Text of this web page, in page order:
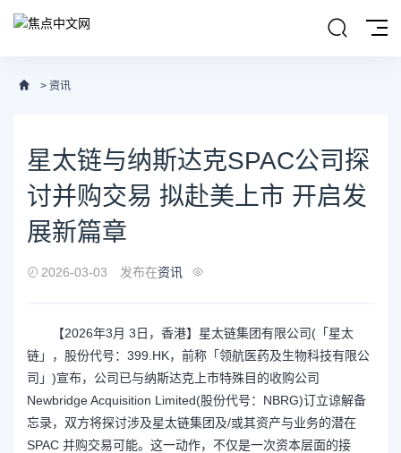
> 资讯
星太链与纳斯达克SPAC公司探
讨并购交易 拟赴美上市 开启发
展新篇章
2026-03-03 发布在资讯
【2026年3月 3日，香港】星太链集团有限公司(「星太
链」，股份代号：399.HK，前称「领航医药及生物科技有限公
司」)宣布，公司已与纳斯达克上市特殊目的收购公司
Newbridge Acquisition Limited(股份代号：NBRG)订立谅解备
忘录，双方将探讨涉及星太链集团及/或其资产与业务的潜在
SPAC 并购交易可能。这一动作，不仅是一次资本层面的接